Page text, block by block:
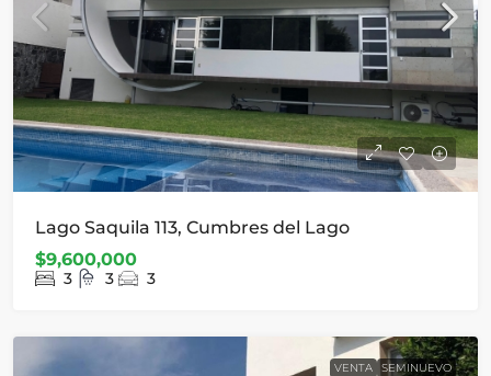
Lago Saquila 113, Cumbres del Lago
$9,600,000
3 3 3
VENTA SEMINUEVO